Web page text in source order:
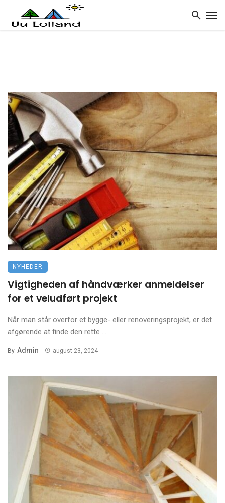
NYHEDER
Vigtigheden af håndværker anmeldelser
for et veludført projekt
Når man står overfor et bygge- eller renoveringsprojekt, er det
afgørende at finde den rette ...
By Admin august 23, 2024